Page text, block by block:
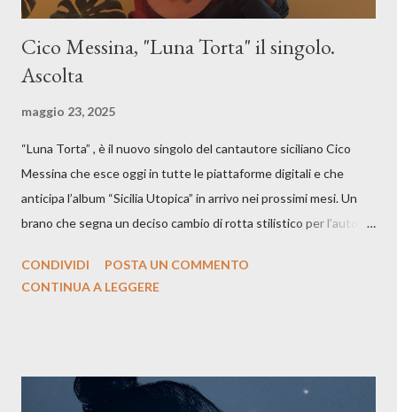
Cico Messina, "Luna Torta" il singolo.
Ascolta
maggio 23, 2025
“Luna Torta” , è il nuovo singolo del cantautore siciliano Cico
Messina che esce oggi in tutte le piattaforme digitali e che
anticipa l’album “Sicilia Utopica” in arrivo nei prossimi mesi. Un
brano che segna un deciso cambio di rotta stilistico per l’autore
testo ibrido tra italiano e siciliano, e un’urgenza espressiva che
La canzone racconta la difficoltà di creare, e perfino di esistere,
CONDIVIDI
POSTA UN COMMENTO
CONTINUA A LEGGERE